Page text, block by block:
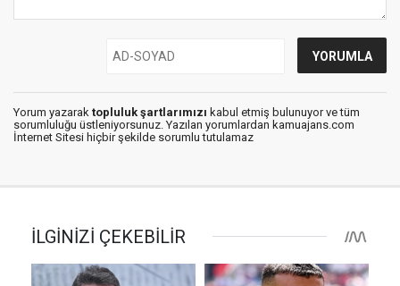
Yorum yazarak topluluk şartlarımızı kabul etmiş bulunuyor ve tüm
sorumluluğu üstleniyorsunuz. Yazılan yorumlardan kamuajans.com
İnternet Sitesi hiçbir şekilde sorumlu tutulamaz